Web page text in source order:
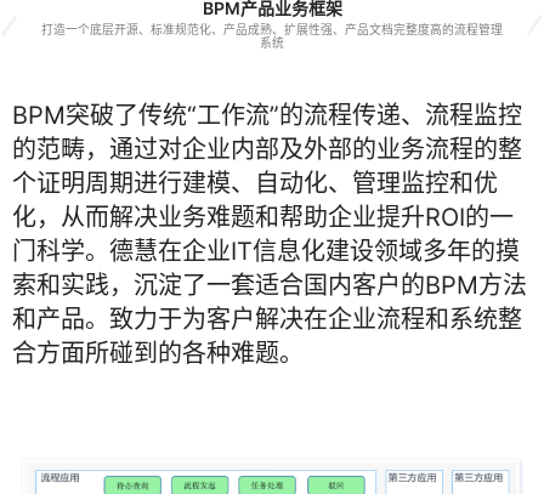
BPM产品业务框架
打造一个底层开源、标准规范化、产品成熟、扩展性强、产品文档完整度高的流程管理
系统
BPM突破了传统“工作流”的流程传递、流程监控
的范畴，通过对企业内部及外部的业务流程的整
个证明周期进行建模、自动化、管理监控和优
化，从而解决业务难题和帮助企业提升ROI的一
门科学。德慧在企业IT信息化建设领域多年的摸
索和实践，沉淀了一套适合国内客户的BPM方法
和产品。致力于为客户解决在企业流程和系统整
合方面所碰到的各种难题。